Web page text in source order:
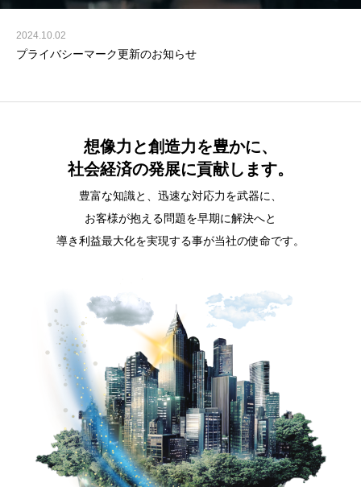
2024.10.02
プライバシーマーク更新のお知らせ
想像力と創造力を豊かに、
社会経済の発展に貢献します。
豊富な知識と、迅速な対応力を武器に、
お客様が抱える問題を早期に解決へと
導き利益最大化を実現する事が当社の使命です。